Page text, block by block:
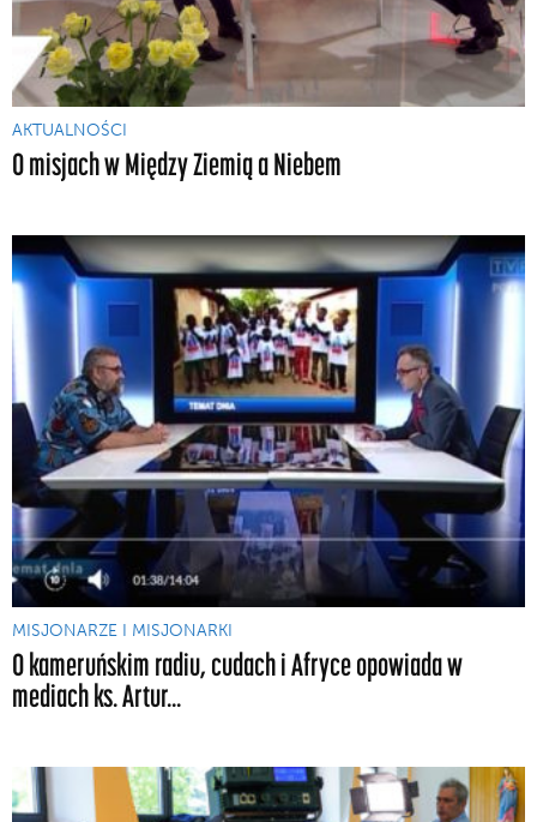
AKTUALNOŚCI
O misjach w Między Ziemią a Niebem
MISJONARZE I MISJONARKI
O kameruńskim radiu, cudach i Afryce opowiada w
mediach ks. Artur...